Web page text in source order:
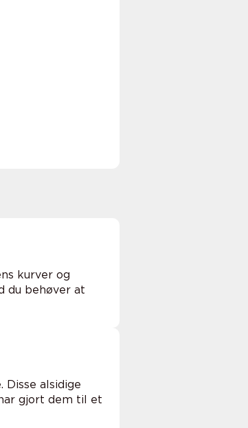
kurver og
du behøver at
alsidige
gjort dem til et